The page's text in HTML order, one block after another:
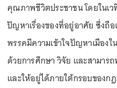
คุณภาพชีวิตประชาชน โดยในเว
ปัญหาเรื่องของที่อยู่อาศัย ซึ่งถื
พรรคมีความเข้าใจปัญหาเมือง
ด้วยการศึกษา วิจัย และสามาร
และให้อยู่ได้ภายใต้กรอบของก